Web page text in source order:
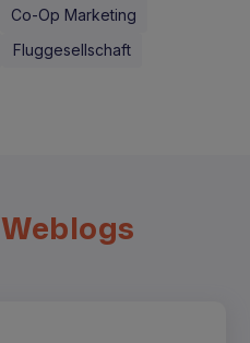
Co-Op Marketing
Fluggesellschaft
Weblogs